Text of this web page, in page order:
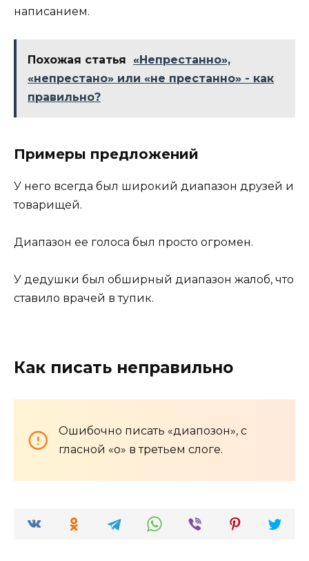
написанием.
Похожая статья
«Непрестанно»,
«непрестано» или «не престанно» - как
правильно?
Примеры предложений
У него всегда был широкий диапазон друзей и
товарищей.
Диапазон ее голоса был просто огромен.
У дедушки был обширный диапазон жалоб, что
ставило врачей в тупик.
Как писать неправильно
Ошибочно писать «диапозон», с
гласной «о» в третьем слоге.